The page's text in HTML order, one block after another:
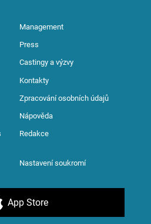
Management
Press
Castingy a výzvy
Kontakty
Zpracování osobních údajů
Nápověda
Redakce
Nastavení soukromí
App Store